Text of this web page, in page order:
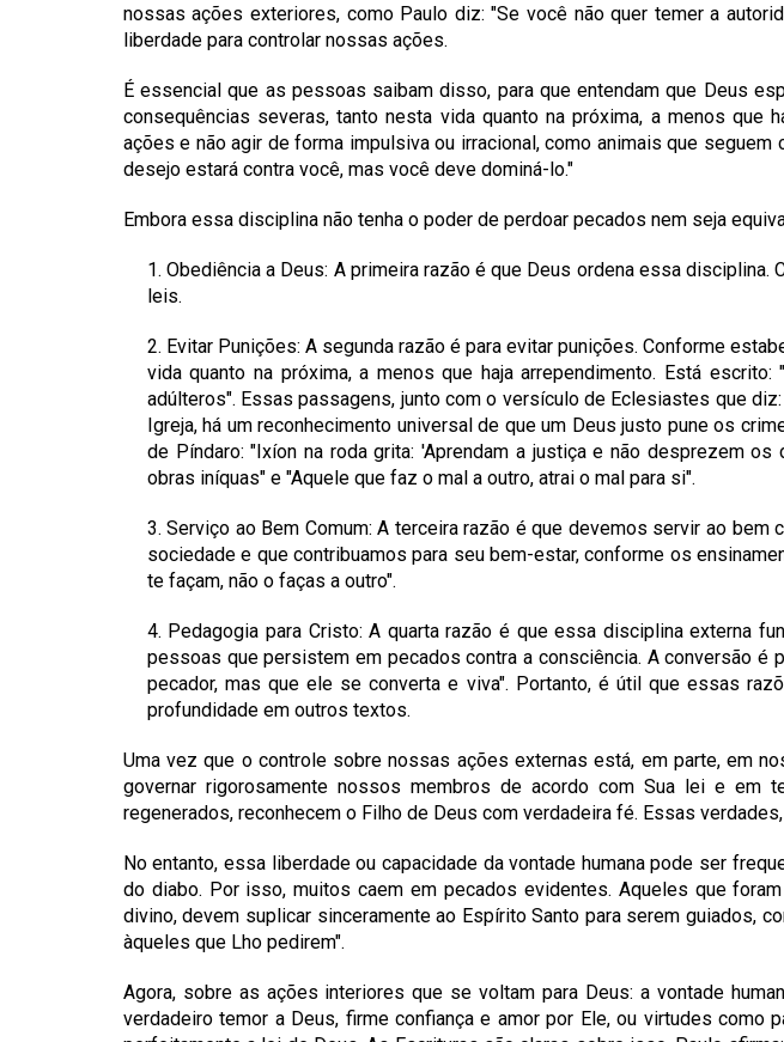
nossas ações exteriores, como Paulo diz: "Se você não quer temer a
liberdade para controlar nossas ações.
É essencial que as pessoas saibam disso, para que entendam que Deus
consequências severas, tanto nesta vida quanto na próxima, a menos que
ações e não agir de forma impulsiva ou irracional, como animais que
desejo estará contra você, mas você deve dominá-lo."
Embora essa disciplina não tenha o poder de perdoar pecados nem seja
1. Obediência a Deus: A primeira razão é que Deus ordena essa
leis.
2. Evitar Punições: A segunda razão é para evitar punições. Conforme
vida quanto na próxima, a menos que haja arrependimento. Está
adúlteros". Essas passagens, junto com o versículo de Eclesiastes que
Igreja, há um reconhecimento universal de que um Deus justo pune os
de Píndaro: "Ixíon na roda grita: 'Aprendam a justiça e não desprezem
obras iníquas" e "Aquele que faz o mal a outro, atrai o mal para si".
3. Serviço ao Bem Comum: A terceira razão é que devemos servir ao
sociedade e que contribuamos para seu bem-estar, conforme os
te façam, não o faças a outro".
4. Pedagogia para Cristo: A quarta razão é que essa disciplina externa
pessoas que persistem em pecados contra a consciência. A conversão é
pecador, mas que ele se converta e viva". Portanto, é útil que essas
profundidade em outros textos.
Uma vez que o controle sobre nossas ações externas está, em parte, em
governar rigorosamente nossos membros de acordo com Sua lei e em
regenerados, reconhecem o Filho de Deus com verdadeira fé. Essas
No entanto, essa liberdade ou capacidade da vontade humana pode ser
do diabo. Por isso, muitos caem em pecados evidentes. Aqueles que
divino, devem suplicar sinceramente ao Espírito Santo para serem guiados,
àqueles que Lho pedirem".
Agora, sobre as ações interiores que se voltam para Deus: a vontade
verdadeiro temor a Deus, firme confiança e amor por Ele, ou virtudes